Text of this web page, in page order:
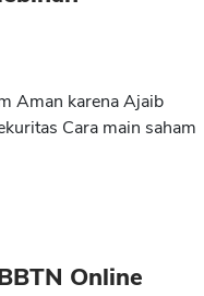
Aman karena Ajaib
Cara main saham
Online